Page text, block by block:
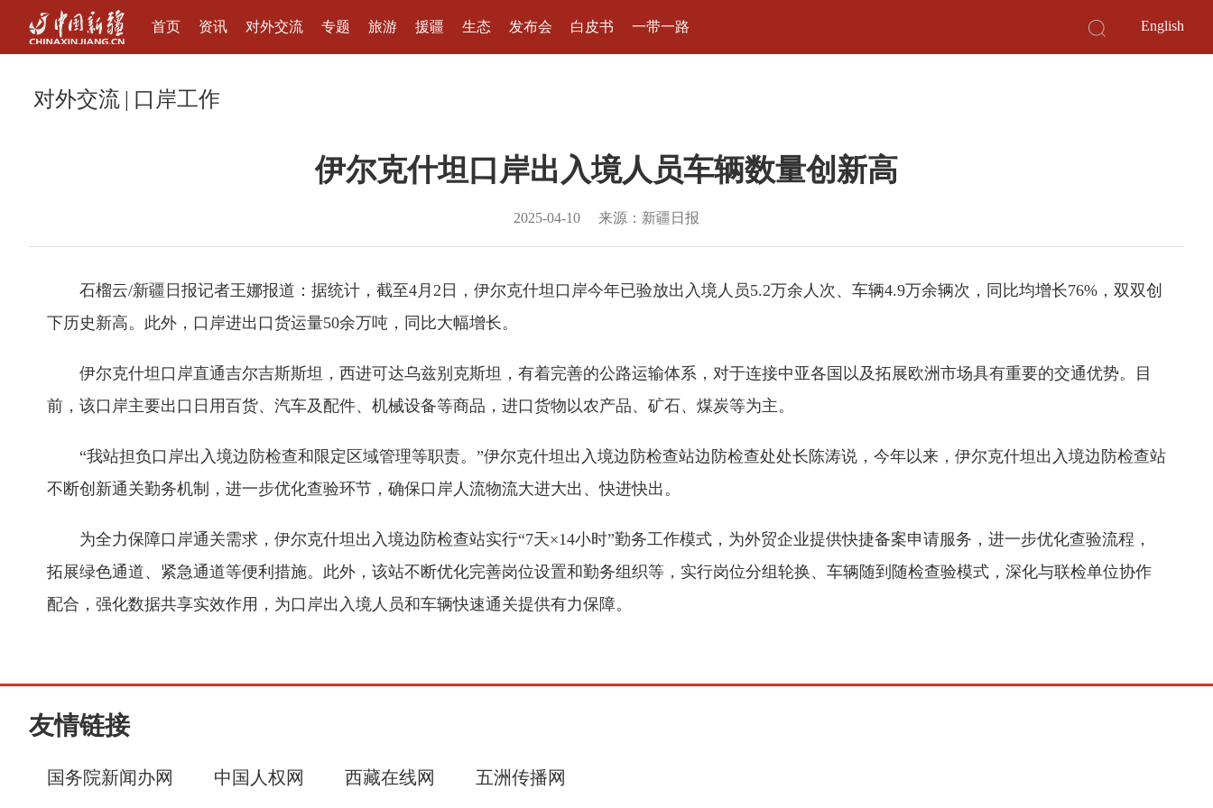
首页 资讯 对外交流 专题 旅游 援疆 生态 发布会 白皮书 一带一路 English
对外交流 | 口岸工作
伊尔克什坦口岸出入境人员车辆数量创新高
2025-04-10 来源：新疆日报
石榴云/新疆日报记者王娜报道：据统计，截至4月2日，伊尔克什坦口岸今年已验放出入境人员5.2万余人次、车辆4.9万余辆次，同比均增长76%，双双创
下历史新高。此外，口岸进出口货运量50余万吨，同比大幅增长。
伊尔克什坦口岸直通吉尔吉斯斯坦，西进可达乌兹别克斯坦，有着完善的公路运输体系，对于连接中亚各国以及拓展欧洲市场具有重要的交通优势。目
前，该口岸主要出口日用百货、汽车及配件、机械设备等商品，进口货物以农产品、矿石、煤炭等为主。
“我站担负口岸出入境边防检查和限定区域管理等职责。”伊尔克什坦出入境边防检查站边防检查处处长陈涛说，今年以来，伊尔克什坦出入境边防检查站
不断创新通关勤务机制，进一步优化查验环节，确保口岸人流物流大进大出、快进快出。
为全力保障口岸通关需求，伊尔克什坦出入境边防检查站实行“7天×14小时”勤务工作模式，为外贸企业提供快捷备案申请服务，进一步优化查验流程，
拓展绿色通道、紧急通道等便利措施。此外，该站不断优化完善岗位设置和勤务组织等，实行岗位分组轮换、车辆随到随检查验模式，深化与联检单位协作
配合，强化数据共享实效作用，为口岸出入境人员和车辆快速通关提供有力保障。
友情链接
国务院新闻办网 中国人权网 西藏在线网 五洲传播网